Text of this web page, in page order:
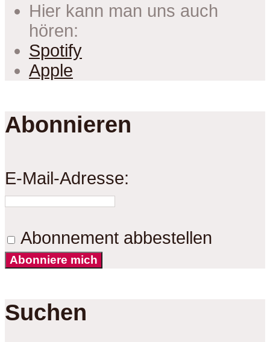
Hier kann man uns auch
hören:
Spotify
Apple
Abonnieren
E-Mail-Adresse:
Abonnement abbestellen
Abonniere mich
Suchen